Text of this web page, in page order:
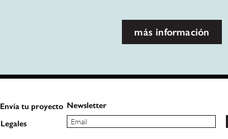
más información
Envía tu proyecto
Legales
Newsletter